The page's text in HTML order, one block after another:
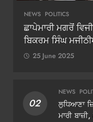
NEWS POLITICS
ਛਾਪੇਮਾਰੀ ਮਗਰੋਂ
ਬਿਕਰਮ ਸਿੰਘ
25 June 2025
02
NEWS
ਲੁਧਿਆਣਾ
ਮਾਰੀ